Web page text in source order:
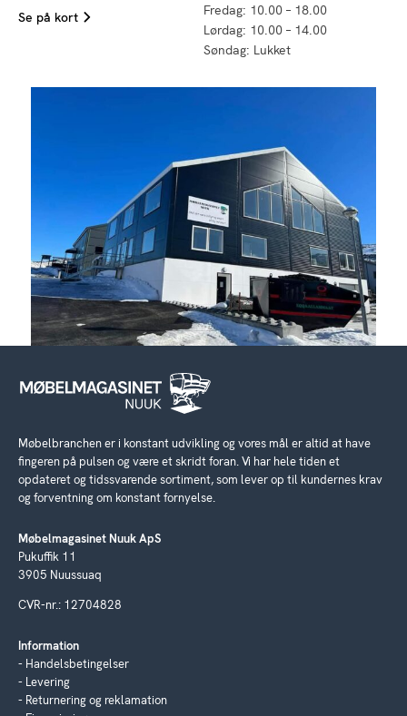
Se på kort
Fredag: 10.00 – 18.00
Lørdag: 10.00 – 14.00
Søndag: Lukket
Møbelbranchen er i konstant udvikling og vores mål er altid at have
fingeren på pulsen og være et skridt foran. Vi har hele tiden et
opdateret og tidssvarende sortiment, som lever op til kundernes krav
og forventning om konstant fornyelse.
Møbelmagasinet Nuuk ApS
Pukuffik 11
3905 Nuussuaq
CVR-nr.: 12704828
Information
Handelsbetingelser
Levering
Returnering og reklamation